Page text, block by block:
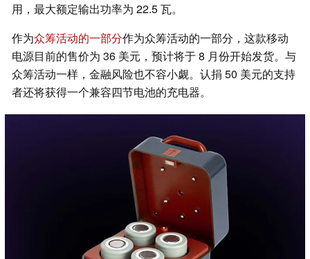
用，最大额定输出功率为 22.5 瓦。
作为众筹活动的一部分作为众筹活动的一部分，这款移动
电源目前的售价为 36 美元，预计将于 8 月份开始发货。与
众筹活动一样，金融风险也不容小觑。认捐 50 美元的支持
者还将获得一个兼容四节电池的充电器。